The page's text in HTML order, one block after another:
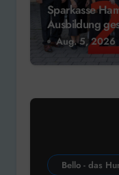
Sparkasse
Ausbildung
Aug. 5, 2026
Bello - das